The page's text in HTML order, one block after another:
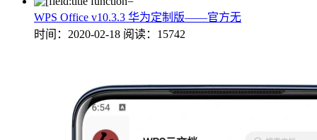
WPS Office v10.3.3 华为定制版——官方无
时间：2020-02-18 阅读：15742